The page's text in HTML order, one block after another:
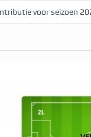
seizoen 2026/2027